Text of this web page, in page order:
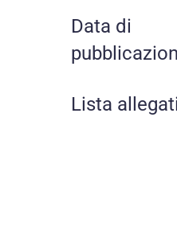
Data di
Lista